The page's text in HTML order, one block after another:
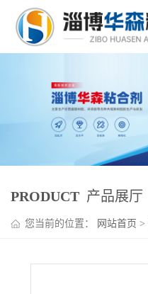
PRODUCT 产品展厅
您当前的位置： 网站首页 >